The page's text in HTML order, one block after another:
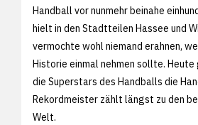
Handball vor nunmehr beinahe
hielt in den Stadtteilen Hassee und
vermochte wohl niemand erahnen,
Historie einmal nehmen sollte. Heute
die Superstars des Handballs die
Rekordmeister zählt längst zu den
Welt.